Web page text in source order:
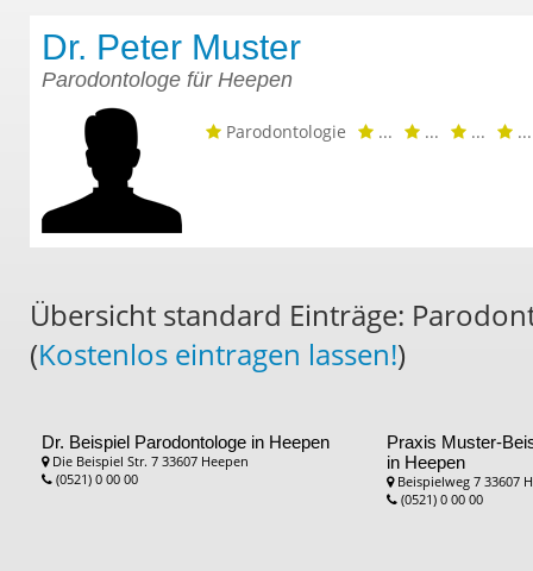
Dr. Peter Muster
Parodontologe für Heepen
Parodontologie ... ... ... ...
Übersicht standard Einträge:
(Kostenlos eintragen lassen!)
Dr. Beispiel Parodontologe in Heepen
Die Beispiel Str. 7 33607 Heepen
(0521) 0 00 00
Praxis Muster-
in Heepen
Beispielweg 7 33607
(0521) 0 00 00